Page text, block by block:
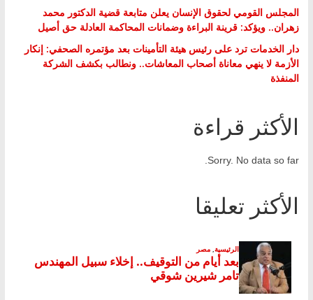
المجلس القومي لحقوق الإنسان يعلن متابعة قضية الدكتور محمد
زهران.. ويؤكد: قرينة البراءة وضمانات المحاكمة العادلة حق أصيل
دار الخدمات ترد على رئيس هيئة التأمينات بعد مؤتمره الصحفي: إنكار
الأزمة لا ينهي معاناة أصحاب المعاشات.. ونطالب بكشف الشركة
المنفذة
الأكثر قراءة
Sorry. No data so far.
الأكثر تعليقا